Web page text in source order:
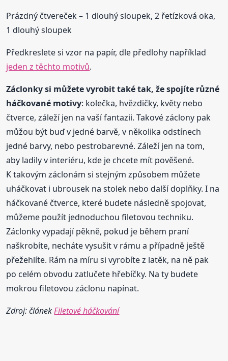
Prázdný čtvereček – 1 dlouhý sloupek, 2 řetízková oka,
1 dlouhý sloupek
Předkreslete si vzor na papír, dle předlohy například
jeden z těchto motivů.
Záclonky si můžete vyrobit také tak, že spojíte různé
háčkované motivy: kolečka, hvězdičky, květy nebo
čtverce, záleží jen na vaší fantazii. Takové záclony pak
můžou být buď v jedné barvě, v několika odstínech
jedné barvy, nebo pestrobarevné. Záleží jen na tom,
aby ladily v interiéru, kde je chcete mít pověšené.
K takovým záclonám si stejným způsobem můžete
uháčkovat i ubrousek na stolek nebo další doplňky. I na
háčkované čtverce, které budete následně spojovat,
můžeme použít jednoduchou filetovou techniku.
Záclonky vypadají pěkně, pokud je během praní
naškrobíte, necháte vysušit v rámu a případně ještě
přežehlíte. Rám na míru si vyrobíte z latěk, na ně pak
po celém obvodu zatlučete hřebíčky. Na ty budete
mokrou filetovou záclonu napínat.
Zdroj: článekFiletové háčkování